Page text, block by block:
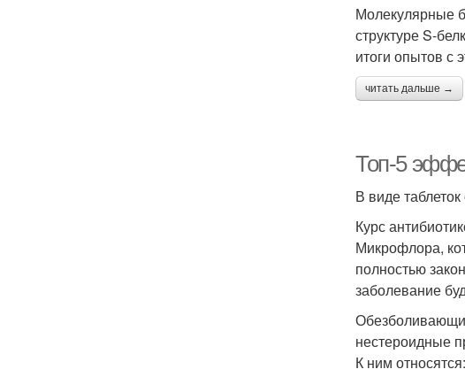
Молекулярные
структуре S-
итоги опытов с
читать дальше →
Топ-5
В виде
Курс
Микрофлора,
полностью
заболевание
нестероидные
К ним